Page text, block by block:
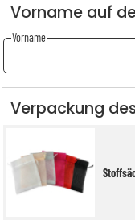
Vorname auf
Vorname
Verpackung